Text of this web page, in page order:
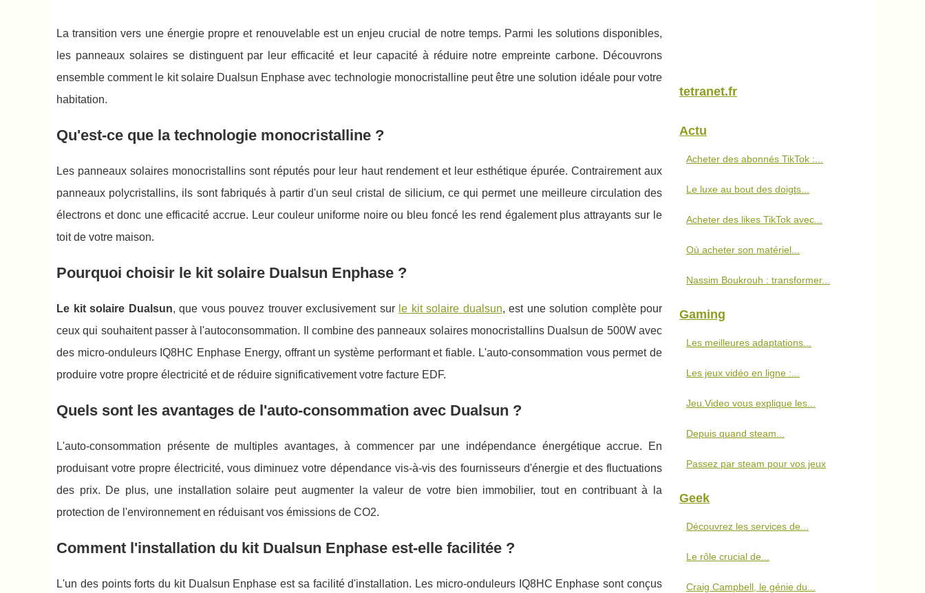
La transition vers une énergie propre et renouvelable est un enjeu crucial de notre temps. Parmi les solutions disponibles,
les panneaux solaires se distinguent par leur efficacité et leur capacité à réduire notre empreinte carbone. Découvrons
ensemble comment le kit solaire Dualsun Enphase avec technologie monocristalline peut être une solution idéale pour votre
habitation.
Qu'est-ce que la technologie monocristalline ?
Les panneaux solaires monocristallins sont réputés pour leur haut rendement et leur esthétique épurée. Contrairement aux
panneaux polycristallins, ils sont fabriqués à partir d'un seul cristal de silicium, ce qui permet une meilleure circulation des
électrons et donc une efficacité accrue. Leur couleur uniforme noire ou bleu foncé les rend également plus attrayants sur le
toit de votre maison.
Pourquoi choisir le kit solaire Dualsun Enphase ?
Le kit solaire Dualsun, que vous pouvez trouver exclusivement sur le kit solaire dualsun, est une solution complète pour
ceux qui souhaitent passer à l'autoconsommation. Il combine des panneaux solaires monocristallins Dualsun de 500W avec
des micro-onduleurs IQ8HC Enphase Energy, offrant un système performant et fiable. L'auto-consommation vous permet de
produire votre propre électricité et de réduire significativement votre facture EDF.
Quels sont les avantages de l'auto-consommation avec Dualsun ?
L'auto-consommation présente de multiples avantages, à commencer par une indépendance énergétique accrue. En
produisant votre propre électricité, vous diminuez votre dépendance vis-à-vis des fournisseurs d'énergie et des fluctuations
des prix. De plus, une installation solaire peut augmenter la valeur de votre bien immobilier, tout en contribuant à la
protection de l'environnement en réduisant vos émissions de CO2.
Comment l'installation du kit Dualsun Enphase est-elle facilitée ?
L'un des points forts du kit Dualsun Enphase est sa facilité d'installation. Les micro-onduleurs IQ8HC Enphase sont conçus
tetranet.fr
Actu
Acheter des abonnés TikTok :...
Le luxe au bout des doigts...
Acheter des likes TikTok avec...
Où acheter son matériel...
Nassim Boukrouh : transformer...
Gaming
Les meilleures adaptations...
Les jeux vidéo en ligne :...
Jeu.Video vous explique les...
Depuis quand steam...
Passez par steam pour vos jeux
Geek
Découvrez les services de...
Le rôle crucial de...
Craig Campbell, le génie du...